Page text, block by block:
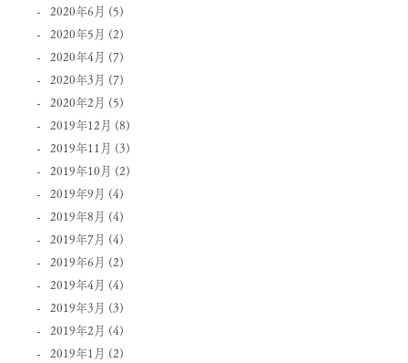
2020年6月 (5)
2020年5月 (2)
2020年4月 (7)
2020年3月 (7)
2020年2月 (5)
2019年12月 (8)
2019年11月 (3)
2019年10月 (2)
2019年9月 (4)
2019年8月 (4)
2019年7月 (4)
2019年6月 (2)
2019年4月 (4)
2019年3月 (3)
2019年2月 (4)
2019年1月 (2)